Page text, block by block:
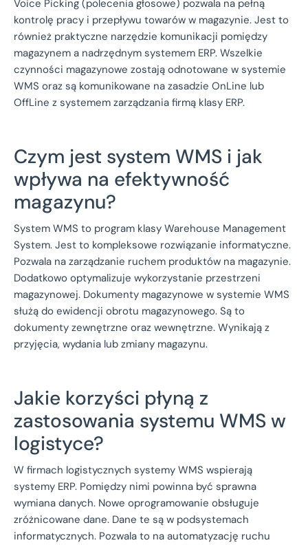
Voice Picking (polecenia głosowe) pozwala na pełną
kontrolę pracy i przepływu towarów w magazynie. Jest to
również praktyczne narzędzie komunikacji pomiędzy
magazynem a nadrzędnym systemem ERP. Wszelkie
czynności magazynowe zostają odnotowane w systemie
WMS oraz są komunikowane na zasadzie OnLine lub
OffLine z systemem zarządzania firmą klasy ERP.
Czym jest system WMS i jak
wpływa na efektywność
magazynu?
System WMS to program klasy Warehouse Management
System. Jest to kompleksowe rozwiązanie informatyczne.
Pozwala na zarządzanie ruchem produktów na magazynie.
Dodatkowo optymalizuje wykorzystanie przestrzeni
magazynowej. Dokumenty magazynowe w systemie WMS
służą do ewidencji obrotu magazynowego. Są to
dokumenty zewnętrzne oraz wewnętrzne. Wynikają z
przyjęcia, wydania lub zmiany magazynu.
Jakie korzyści płyną z
zastosowania systemu WMS w
logistyce?
W firmach logistycznych systemy WMS wspierają
systemy ERP. Pomiędzy nimi powinna być sprawna
wymiana danych. Nowe oprogramowanie obsługuje
zróżnicowane dane. Dane te są w podsystemach
informatycznych. Pozwala to na automatyzację ruchu